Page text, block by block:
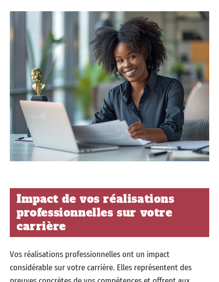
Impact de vos réalisations
professionnelles sur votre
carrière
Vos réalisations professionnelles ont un impact
considérable sur votre carrière. Elles représentent des